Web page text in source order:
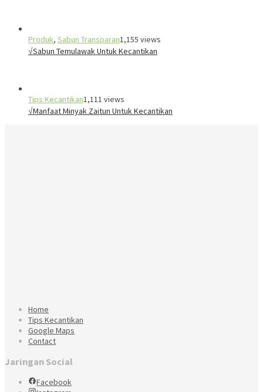
Produk, Sabun Transparan1,155 views
√Sabun Temulawak Untuk Kecantikan
Tips Kecantikan1,111 views
√Manfaat Minyak Zaitun Untuk Kecantikan
Home
Tips Kecantikan
Google Maps
Contact
Jaringan Social
Facebook